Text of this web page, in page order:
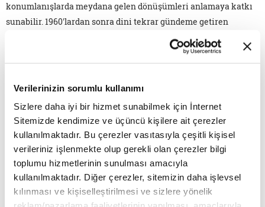
Verilerinizin sorumlu kullanımı
Sizlere daha iyi bir hizmet sunabilmek için İnternet
Sitemizde kendimize ve üçüncü kişilere ait çerezler
kullanılmaktadır. Bu çerezler vasıtasıyla çeşitli kişisel
verileriniz işlenmekte olup gerekli olan çerezler bilgi
toplumu hizmetlerinin sunulması amacıyla
kullanılmaktadır. Diğer çerezler, sitemizin daha işlevsel
kılınması ve kişiselleştirilmesi ve sizlere yönelik
konumlanışlarda meydana gelen dönüşümleri anlamaya katkı
sunabilir. 1960'lardan sonra dini tekrar gündeme getiren
"desekülarizasyon" veya dine dönüş temasının işlendiği
sosyolojik metinlerin memlekete yansıması hayli geç olmuştur.
meseleyi kavrama yetkinliği tartışılır resmî tarih destekli
sekülerizmi çözümlemek, açıklamak, anlamak değil, aynı
zamanda düşünmek unsurunu da taşıyan pek az metin
bulunduğunun farkına varırız. İşte bu yazının amacı,
sekülerizm tartışmalarında bugüne değin ihmal edilen birkaç
parçaya mercek tutmak suretiyle tablonun genelini aydınlatan
bir çıkarıma ulaşmak, hiç değilse bu yönde bir denemede